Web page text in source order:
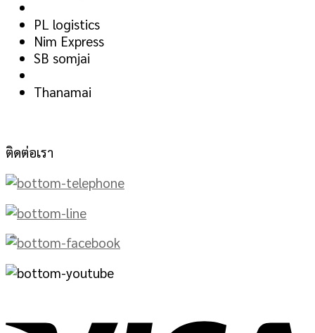
PL logistics
Nim Express
SB somjai
Thanamai
ติดต่อเรา